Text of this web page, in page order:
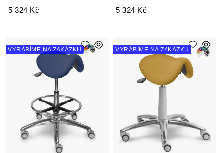
5 324 Kč 5 324 Kč
VYRÁBÍME NA ZAKÁZKU VYRÁBÍME NA ZAKÁZKU